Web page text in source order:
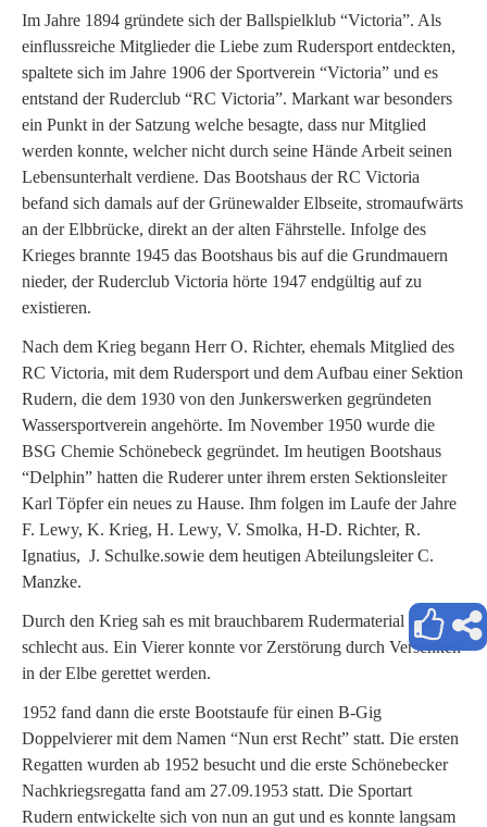
Im Jahre 1894 gründete sich der Ballspielklub “Victoria”. Als
einflussreiche Mitglieder die Liebe zum Rudersport entdeckten,
spaltete sich im Jahre 1906 der Sportverein “Victoria” und es
entstand der Ruderclub “RC Victoria”. Markant war besonders
ein Punkt in der Satzung welche besagte, dass nur Mitglied
werden konnte, welcher nicht durch seine Hände Arbeit seinen
Lebensunterhalt verdiene. Das Bootshaus der RC Victoria
befand sich damals auf der Grünewalder Elbseite, stromaufwärts
an der Elbbrücke, direkt an der alten Fährstelle. Infolge des
Krieges brannte 1945 das Bootshaus bis auf die Grundmauern
nieder, der Ruderclub Victoria hörte 1947 endgültig auf zu
existieren.
Nach dem Krieg begann Herr O. Richter, ehemals Mitglied des
RC Victoria, mit dem Rudersport und dem Aufbau einer Sektion
Rudern, die dem 1930 von den Junkerswerken gegründeten
Wassersportverein angehörte. Im November 1950 wurde die
BSG Chemie Schönebeck gegründet. Im heutigen Bootshaus
“Delphin” hatten die Ruderer unter ihrem ersten Sektionsleiter
Karl Töpfer ein neues zu Hause. Ihm folgen im Laufe der Jahre
F. Lewy, K. Krieg, H. Lewy, V. Smolka, H-D. Richter, R.
Ignatius, J. Schulke.sowie dem heutigen Abteilungsleiter C.
Manzke.
Durch den Krieg sah es mit brauchbarem Rudermaterial sehr
schlecht aus. Ein Vierer konnte vor Zerstörung durch Versenken
in der Elbe gerettet werden.
1952 fand dann die erste Bootstaufe für einen B-Gig
Doppelvierer mit dem Namen “Nun erst Recht” statt. Die ersten
Regatten wurden ab 1952 besucht und die erste Schönebecker
Nachkriegsregatta fand am 27.09.1953 statt. Die Sportart
Rudern entwickelte sich von nun an gut und es konnte langsam